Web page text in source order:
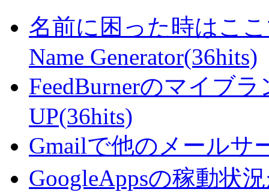
名前に困った時はここ
Name Generator(36hits)
FeedBurnerのマイブ
UP(36hits)
Gmailで他のメールサ
GoogleAppsの稼動状